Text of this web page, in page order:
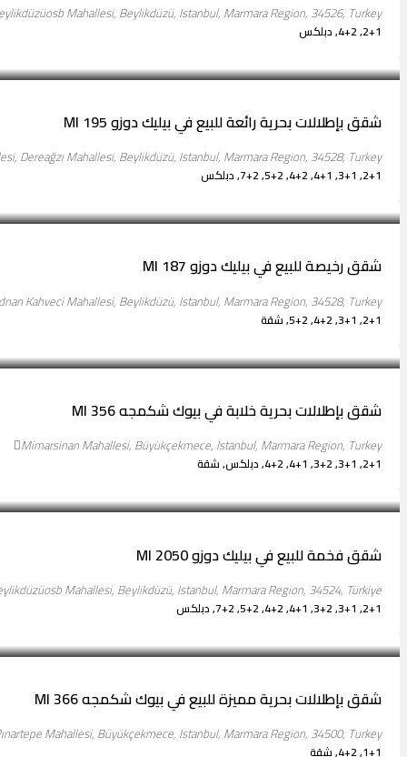
Mahallesi, Beylikdüzü, Istanbul, Marmara Region, 34526, Turkey
2+1, 4+2, دبلكس
شقق بإطلالات بحرية رائعة للبيع في بيليك دوزو MI 195
Dereağzı Mahallesi, Beylikdüzü, Istanbul, Marmara Region, 34528, Turkey
2+1, 3+1, 4+1, 4+2, 5+2, 7+2, دبلكس
شقق رخيصة للبيع في بيليك دوزو MI 187
Kahveci Mahallesi, Beylikdüzü, Istanbul, Marmara Region, 34528, Turkey
2+1, 3+1, 4+2, 5+2, شقة
شقق بإطلالات بحرية خلابة في بيوك شكمجه MI 356
Mimarsinan Mahallesi, Büyükçekmece, Istanbul, Marmara Region, Turkey
2+1, 3+1, 3+2, 4+1, 4+2, دبلكس, شقة
شقق فخمة للبيع في بيليك دوزو MI 2050
Mahallesi, Beylikdüzü, Istanbul, Marmara Region, 34524, Türkiye
2+1, 3+1, 3+2, 4+1, 4+2, 5+2, 7+2, دبلكس
شقق بإطلالات بحرية مميزة للبيع في بيوك شكمجه MI 366
Mahallesi, Büyükçekmece, Istanbul, Marmara Region, 34500, Turkey
1+1, 4+2, شقة